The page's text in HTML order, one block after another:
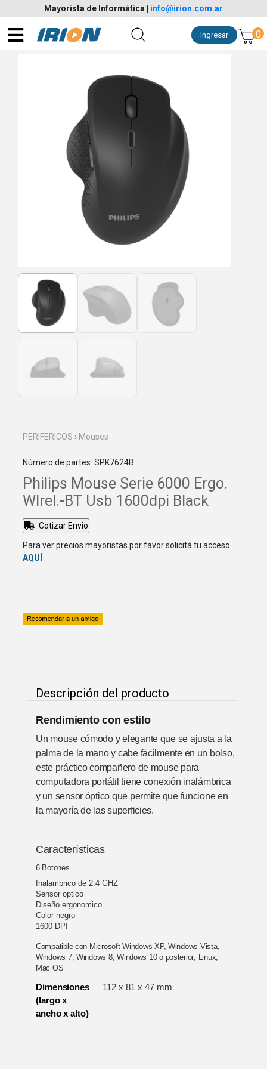
Mayorista de Informática info@irion.com.ar
0
Ingresar
PERIFERICOS › Mouses
Número de partes: SPK7624B
Philips Mouse Serie 6000 Ergo.
WIrel.-BT Usb 1600dpi Black
Cotizar Envio
Para ver precios mayoristas por favor solicitá tu acceso
AQUÍ
Descripción del producto
Rendimiento con estilo
Un mouse cómodo y elegante que se ajusta a la
palma de la mano y cabe fácilmente en un bolso,
este práctico compañero de mouse para
computadora portátil tiene conexión inalámbrica
y un sensor óptico que permite que funcione en
la mayoría de las superficies.
Características
6 Botones
Inalambrico de 2.4 GHZ
Sensor optico
Diseño ergonomico
Color negro
1600 DPI
Compatible con Microsoft Windows XP, Windows Vista,
Windows 7, Windows 8, Windows 10 o posterior; Linux;
Mac OS
Dimensiones
(largo x
ancho x alto)
112 x 81 x 47 mm